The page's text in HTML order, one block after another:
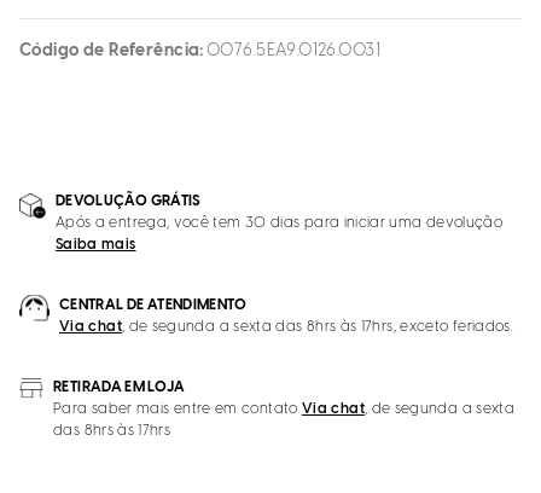
Código de Referência 0076.5EA9.0126.0031
DEVOLUÇÃO GRÁTIS
Após a entrega, você tem 30 dias para iniciar uma devolução
Saiba mais
CENTRAL DE ATENDIMENTO
Via chat, de segunda a sexta das 8hrs às 17hrs, exceto feriados.
RETIRADA EM LOJA
Para saber mais entre em contato Via chat, de segunda a sexta
das 8hrs às 17hrs